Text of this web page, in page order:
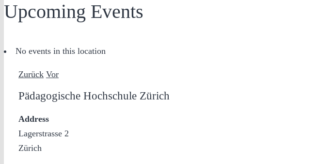
Upcoming Events
No events in this location
Zurück Vor
Pädagogische Hochschule Zürich
Address
Lagerstrasse 2
Zürich